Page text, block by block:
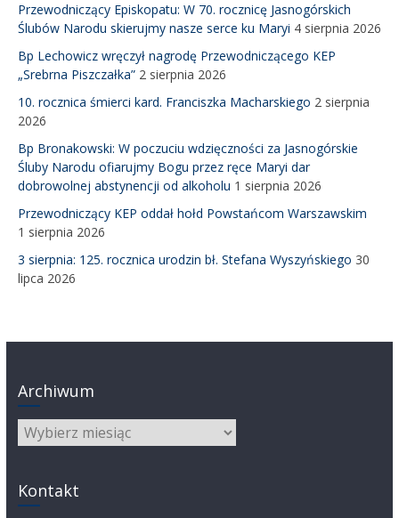
Przewodniczący Episkopatu: W 70. rocznicę Jasnogórskich
Ślubów Narodu skierujmy nasze serce ku Maryi 4 sierpnia 2026
Bp Lechowicz wręczył nagrodę Przewodniczącego KEP
„Srebrna Piszczałka” 2 sierpnia 2026
10. rocznica śmierci kard. Franciszka Macharskiego 2 sierpnia
2026
Bp Bronakowski: W poczuciu wdzięczności za Jasnogórskie
Śluby Narodu ofiarujmy Bogu przez ręce Maryi dar
dobrowolnej abstynencji od alkoholu 1 sierpnia 2026
Przewodniczący KEP oddał hołd Powstańcom Warszawskim
1 sierpnia 2026
3 sierpnia: 125. rocznica urodzin bł. Stefana Wyszyńskiego 30
lipca 2026
Archiwum
Archiwum
Kontakt